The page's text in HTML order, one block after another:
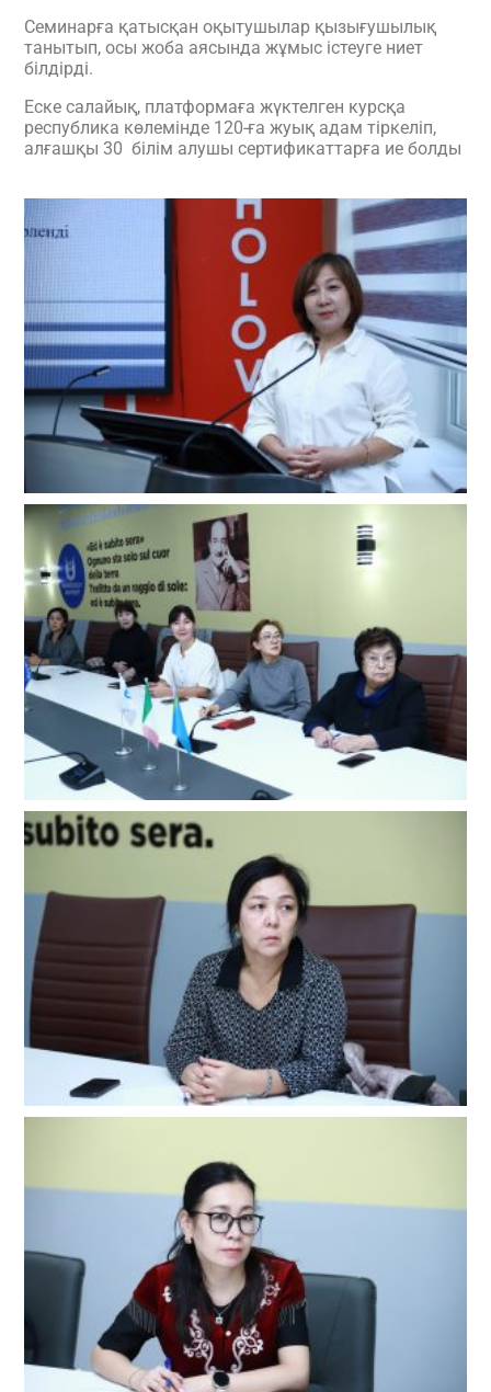
Семинарға қатысқан оқытушылар қызығушылық
танытып, осы жоба аясында жұмыс істеуге ниет
білдірді.
Еске салайық, платформаға жүктелген курсқа
республика көлемінде 120-ға жуық адам тіркеліп,
алғашқы 30 білім алушы сертификаттарға ие болды